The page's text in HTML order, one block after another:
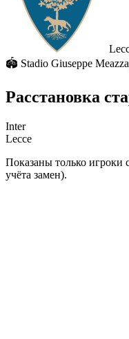
🏟 Stadio Giuseppe Meazza
Расстановка
Inter
Lecce
Показаны только игроки
учёта замен).